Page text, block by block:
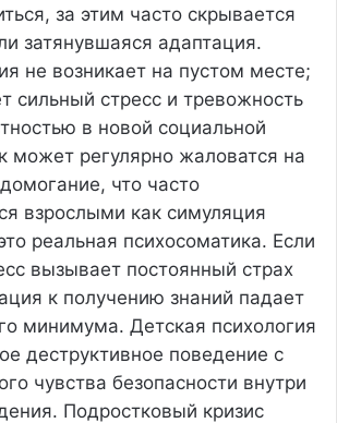
за этим часто скрывается
затянувшаяся адаптация.
не возникает на пустом месте;
сильный стресс и тревожность
в новой социальной
может регулярно жаловатся на
что часто
взрослыми как симуляция
реальная психосоматика. Если
вызывает постоянный страх
к получению знаний падает
минимума. Детская психология
деструктивное поведение с
чувства безопасности внутри
Подростковый кризис